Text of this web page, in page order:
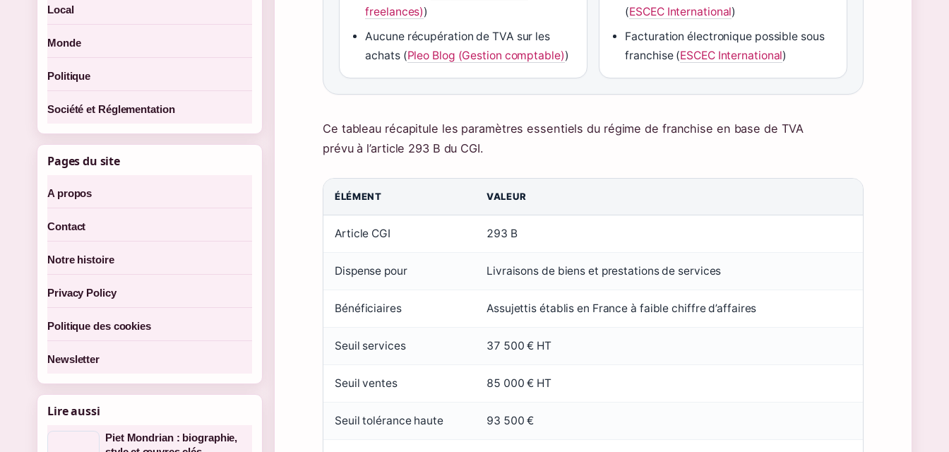
freelances))
Aucune récupération de TVA sur les
achats (Pleo Blog (Gestion comptable))
(ESCEC International)
Facturation électronique possible sous
franchise (ESCEC International)
Ce tableau récapitule les paramètres essentiels du régime de franchise en base de TVA
prévu à l’article 293 B du CGI.
ÉLÉMENT VALEUR
Article CGI 293 B
Dispense pour Livraisons de biens et prestations de services
Bénéficiaires Assujettis établis en France à faible chiffre d’affaires
Seuil services 37 500 € HT
Seuil ventes 85 000 € HT
Seuil tolérance haute 93 500 €
Local
Monde
Politique
Société et Réglementation
Pages du site
A propos
Contact
Notre histoire
Privacy Policy
Politique des cookies
Newsletter
Lire aussi
Piet Mondrian : biographie,